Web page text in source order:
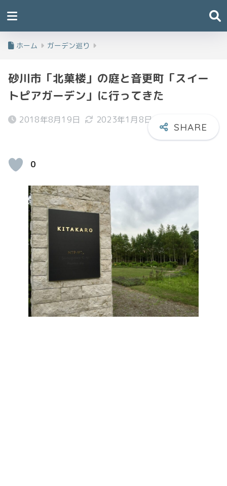
ホーム ガーデン巡り
砂川市「北菓楼」の庭と音更町「スイー
トピアガーデン」に行ってきた
2018年8月19日 2023年1月8日
0